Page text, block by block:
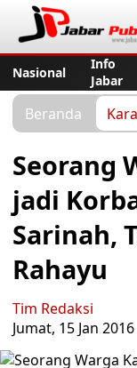
Nasional
Info
Jabar
Beranda
Seorang
jadi
Sarinah,
Rahayu
Tim Redaksi
Jumat, 15 Jan